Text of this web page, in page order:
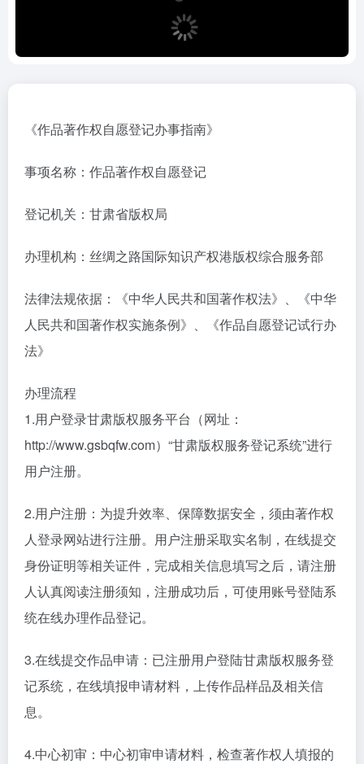
《作品著作权自愿登记办事指南》
事项名称：作品著作权自愿登记
登记机关：甘肃省版权局
办理机构：丝绸之路国际知识产权港版权综合服务部
法律法规依据：《中华人民共和国著作权法》、《中华
人民共和国著作权实施条例》、《作品自愿登记试行办
法》
办理流程
1.用户登录甘肃版权服务平台（网址：
http://www.gsbqfw.com）“甘肃版权服务登记系统”进行
用户注册。
2.用户注册：为提升效率、保障数据安全，须由著作权
人登录网站进行注册。用户注册采取实名制，在线提交
身份证明等相关证件，完成相关信息填写之后，请注册
人认真阅读注册须知，注册成功后，可使用账号登陆系
统在线办理作品登记。
3.在线提交作品申请：已注册用户登陆甘肃版权服务登
记系统，在线填报申请材料，上传作品样品及相关信
息。
4.中心初审：中心初审申请材料，检查著作权人填报的